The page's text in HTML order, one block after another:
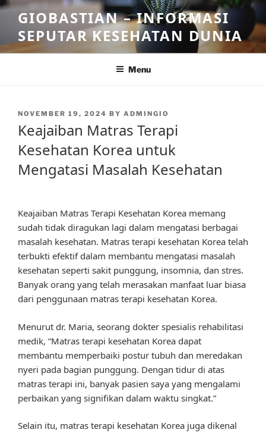
Skip
content
GIOBASTIAN – INFORMASI
SEPUTAR KESEHATAN DUNIA
Menu
POSTED
NOVEMBER 19, 2024 BY ADMINGIO
Keajaiban Matras Terapi
Kesehatan Korea untuk
Mengatasi Masalah Kesehatan
Keajaiban Matras Terapi Kesehatan Korea memang
sudah tidak diragukan lagi dalam mengatasi berbagai
masalah kesehatan. Matras terapi kesehatan Korea telah
terbukti efektif dalam membantu mengatasi masalah
kesehatan seperti sakit punggung, insomnia, dan stres.
Banyak orang yang telah merasakan manfaat luar biasa
dari penggunaan matras terapi kesehatan Korea.
Menurut dr. Maria, seorang dokter spesialis rehabilitasi
medik, “Matras terapi kesehatan Korea dapat
membantu memperbaiki postur tubuh dan meredakan
nyeri pada bagian punggung. Dengan tidur di atas
matras terapi ini, banyak pasien saya yang mengalami
perbaikan yang signifikan dalam waktu singkat.”
Selain itu, matras terapi kesehatan Korea juga dikenal